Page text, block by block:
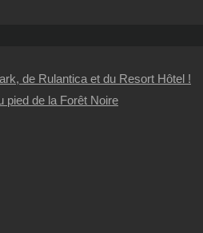
de Rulantica et du Resort Hôtel !
pied de la Forêt Noire